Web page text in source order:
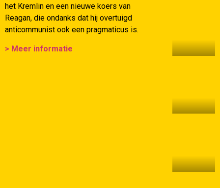
het Kremlin en een nieuwe koers van
Reagan, die ondanks dat hij overtuigd
anticommunist ook een pragmaticus is.
> Meer informatie